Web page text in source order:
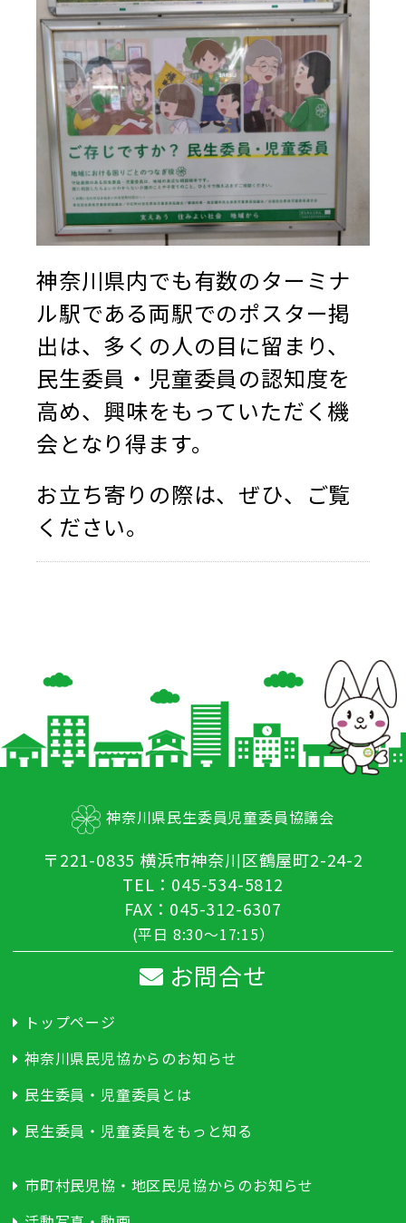
神奈川県内でも有数のターミナ
ル駅である両駅でのポスター掲
出は、多くの人の目に留まり、
民生委員・児童委員の認知度を
高め、興味をもっていただく機
会となり得ます。
お立ち寄りの際は、ぜひ、ご覧
ください。
神奈川県民生委員児童委員協議会
〒221-0835 横浜市神奈川区鶴屋町2-24-2
TEL：045-534-5812
FAX：045-312-6307
(平日 8:30～17:15）
お問合せ
トップページ
神奈川県民児協からのお知らせ
民生委員・児童委員とは
民生委員・児童委員をもっと知る
市町村民児協・地区民児協からのお知らせ